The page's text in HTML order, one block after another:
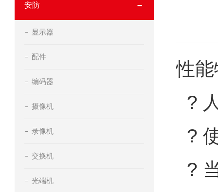
安防
显示器
配件
编码器
摄像机
录像机
交换机
光端机
性
?
?
?